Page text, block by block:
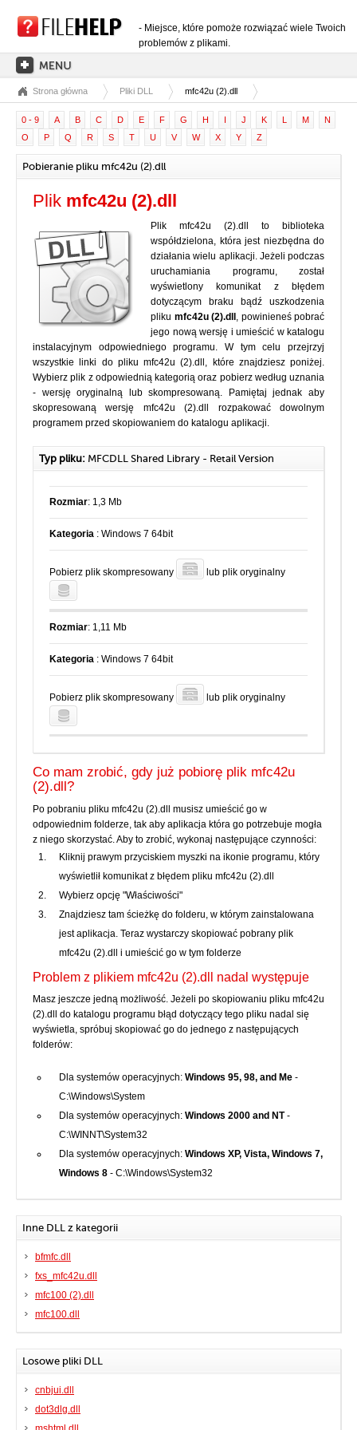
- Miejsce, które pomoże rozwiązać wiele Twoich
problemów z plikami.
STRONA GŁÓWNA
KATEGORIE ROZSZERZEŃ
KATEGORIE STEROWNIKÓW
PLIKI DLL
KONWERSJE PLIKÓW
PROGRAMY
Strona główna Pliki DLL mfc42u (2).dll
0 - 9 A B C D E F G H I J K L M
N
O
P Q R S T U V W X Y Z
Pobieranie pliku mfc42u (2).dll
Plik mfc42u (2).dll
Plik mfc42u (2).dll to biblioteka
współdzielona, która jest niezbędna do
działania wielu aplikacji. Jeżeli podczas
uruchamiania programu, został
wyświetlony komunikat z błędem
dotyczącym braku bądź uszkodzenia
pliku mfc42u (2).dll , powinieneś pobrać
jego nową wersję i umieścić w katalogu
instalacyjnym odpowiedniego programu. W tym celu przejrzyj
wszystkie linki do pliku mfc42u (2).dll, które znajdziesz poniżej.
Wybierz plik z odpowiednią kategorią oraz pobierz według uznania
- wersję oryginalną lub skompresowaną. Pamiętaj jednak aby
skopresowaną wersję mfc42u (2).dll rozpakować dowolnym
programem przed skopiowaniem do katalogu aplikacji.
Typ pliku: MFCDLL Shared Library - Retail Version
Rozmiar: 1,3 Mb
Kategoria : Windows 7 64bit
Pobierz plik skompresowany lub plik oryginalny
Rozmiar: 1,11 Mb
Kategoria : Windows 7 64bit
Pobierz plik skompresowany lub plik oryginalny
Co mam zrobić, gdy już pobiorę plik mfc42u
(2).dll?
Po pobraniu pliku mfc42u (2).dll musisz umieścić go w
odpowiednim folderze, tak aby aplikacja która go potrzebuje mogła
z niego skorzystać. Aby to zrobić, wykonaj następujące czynności:
Kliknij prawym przyciskiem myszki na ikonie programu, który
wyświetlił komunikat z błędem pliku mfc42u (2).dll
Wybierz opcję "Właściwości"
Znajdziesz tam ścieżkę do folderu, w którym zainstalowana
jest aplikacja. Teraz wystarczy skopiować pobrany plik
mfc42u (2).dll i umieścić go w tym folderze
Problem z plikiem mfc42u (2).dll nadal występuje
Masz jeszcze jedną możliwość. Jeżeli po skopiowaniu pliku mfc42u
(2).dll do katalogu programu błąd dotyczący tego pliku nadal się
wyświetla, spróbuj skopiować go do jednego z następujących
folderów:
Dla systemów operacyjnych: Windows 95, 98, and Me -
C:\Windows\System
Dla systemów operacyjnych: Windows 2000 and NT-
C:\WINNT\System32
Dla systemów operacyjnych: Windows XP, Vista, Windows 7,
Windows 8 - C:\Windows\System32
Inne DLL z kategorii
bfmfc.dll
fxs_mfc42u.dll
mfc100 (2).dll
mfc100.dll
Losowe pliki DLL
cnbjui.dll
dot3dlg.dll